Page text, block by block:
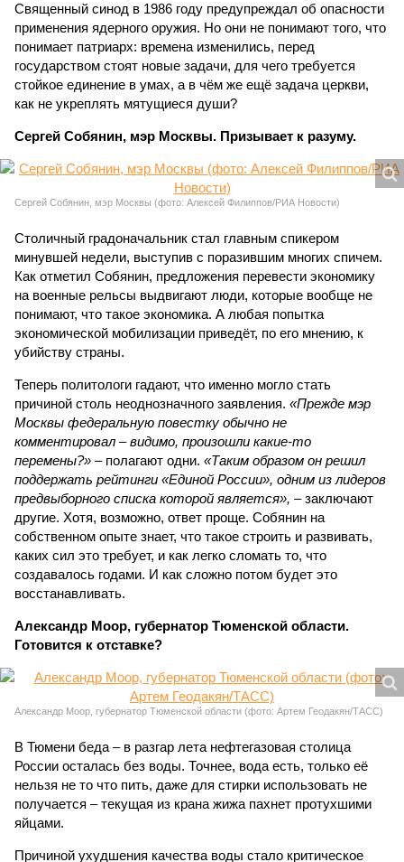
Священный синод в 1986 году предупреждал об опасности
применения ядерного оружия. Но они не понимают того, что
понимает патриарх: времена изменились, перед
государством стоят новые задачи, для чего требуется
стойкое единение в умах, а в чём же ещё задача церкви,
как не укреплять мятущиеся души?
Сергей Собянин, мэр Москвы. Призывает к разуму.
Сергей Собянин, мэр Москвы (фото: Алексей Филиппов/РИА Новости)
Столичный градоначальник стал главным спикером
минувшей недели, выступив с поразившим многих спичем.
Как отметил Собянин, предложения перевести экономику
на военные рельсы выдвигают люди, которые вообще не
понимают, что такое экономика. А любая попытка
экономической мобилизации приведёт, по его мнению, к
убийству страны.
Теперь политологи гадают, что именно могло стать
причиной столь неоднозначного заявления. «Прежде мэр
Москвы федеральную повестку обычно не
комментировал – видимо, произошли какие-то
перемены?» – полагают одни. «Таким образом он решил
поддержать рейтинги «Единой России», одним из лидеров
предвыборного списка которой является», – заключают
другие. Хотя, возможно, ответ проще. Собянин на
собственном опыте знает, что такое строить и развивать,
каких сил это требует, и как легко сломать то, что
создавалось годами. И как сложно потом будет это
восстанавливать.
Александр Моор, губернатор Тюменской области.
Готовится к отставке?
Александр Моор, губернатор Тюменской области (фото: Артем Геодакян/ТАСС)
В Тюмени беда – в разгар лета нефтегазовая столица
России осталась без воды. Точнее, вода есть, только её
нельзя не то что пить, даже для стирки использовать не
получается – текущая из крана жижа пахнет протухшими
яйцами.
Причиной ухудшения качества воды стало критическое